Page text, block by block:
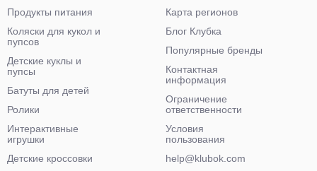
Продукты питания
Коляски для кукол и
пупсов
Детские куклы и
пупсы
Батуты для детей
Ролики
Интерактивные
игрушки
Детские кроссовки
Карта регионов
Блог Клубка
Популярные бренды
Контактная
информация
Ограничение
ответственности
Условия
пользования
help@klubok.com